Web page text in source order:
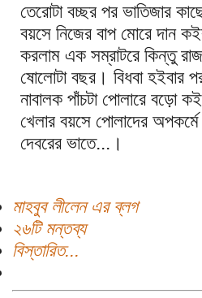
তেরোটা বচ্ছর পর ভাতিজার
বয়সে নিজের বাপ মোরে দান
করলাম এক সম্রাটরে কিন্তু
ষোলোটা বছর। বিধবা হইবার
নাবালক পাঁচটা পোলারে বড়ো
খেলার বয়সে পোলাদের
দেবরের ভাতে...।
মাহবুব লীলেন এর ব্লগ
২৬টি মন্তব্য
বিস্তারিত...